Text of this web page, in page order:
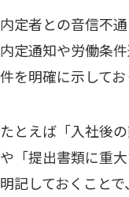
内定者との音信不
内定通知や労働条
件を明確に示してお
たとえば「入社後
や「提出書類に重
明記しておくこと